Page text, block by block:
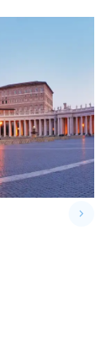
keyboard_arrow_right